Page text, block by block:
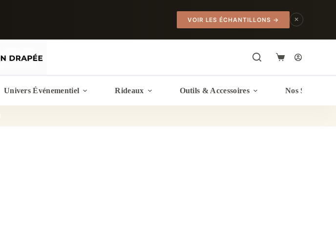
VOIR LES ÉCHANTILLONS → ✕
Panier
Univers Événementiel Rideaux Outils & Accessoires Nos Services